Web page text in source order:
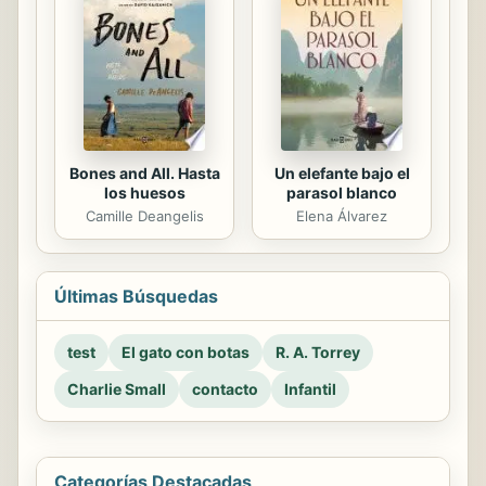
Bones and All. Hasta
los huesos
Camille Deangelis
Un elefante bajo el
parasol blanco
Elena Álvarez
Últimas Búsquedas
test El gato con botas
R. A. Torrey
Charlie Small
contacto Infantil